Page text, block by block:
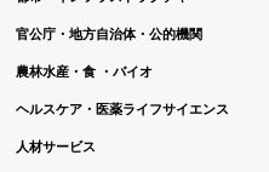
官公庁・地方自治体・公的機関
農林水産・食 ・バイオ
ヘルスケア・医薬ライフサイエンス
人材サービス